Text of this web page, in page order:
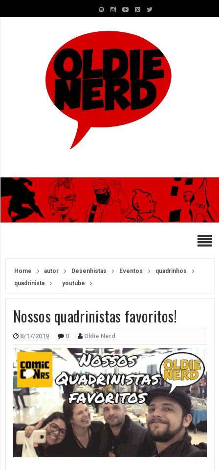
Home autor Desenhistas Eventos
quadrinhos
quadrinista
youtube
Nossos quadrinistas favoritos!
8/17/2019 0 Oldie Nerd